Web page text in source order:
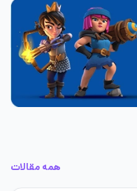
همه مقالات